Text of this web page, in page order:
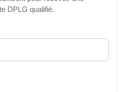
DPLG qualifié.